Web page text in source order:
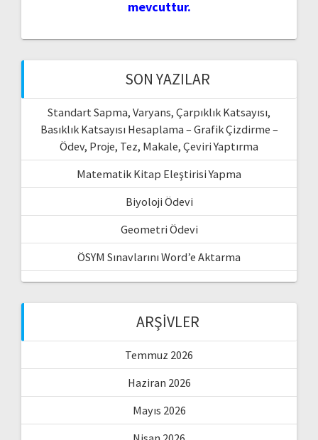
mevcuttur.
SON YAZILAR
Standart Sapma, Varyans, Çarpıklık Katsayısı,
Basıklık Katsayısı Hesaplama – Grafik Çizdirme –
Ödev, Proje, Tez, Makale, Çeviri Yaptırma
Matematik Kitap Eleştirisi Yapma
Biyoloji Ödevi
Geometri Ödevi
ÖSYM Sınavlarını Word’e Aktarma
ARŞIVLER
Temmuz 2026
Haziran 2026
Mayıs 2026